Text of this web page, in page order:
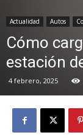
Actualidad Autos
Cómo
estación
4 febrero, 2025